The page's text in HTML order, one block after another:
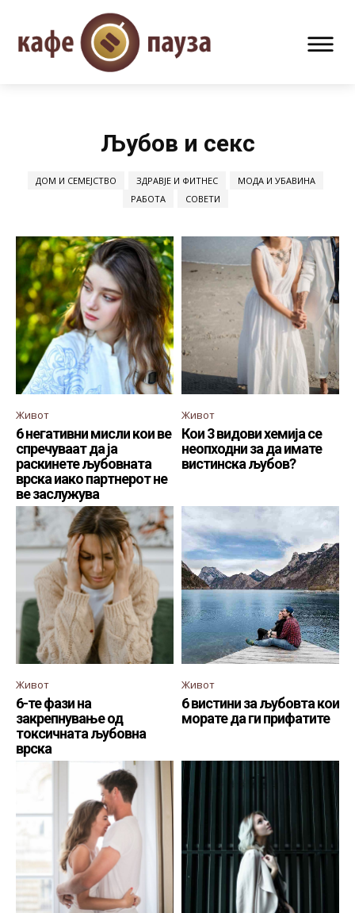
Љубов и секс
ДОМ И СЕМЕЈСТВО ЗДРАВЈЕ И ФИТНЕС
МОДА И УБАВИНА
РАБОТА
СОВЕТИ
Живот
6 негативни мисли кои ве
спречуваат да ја
раскинете љубовната
врска иако партнерот не
ве заслужува
Живот
Кои 3 видови хемија се
неопходни за да имате
вистинска љубов?
Живот
6-те фази на
закрепнување од
токсичната љубовна
врска
Живот
6 вистини за љубовта кои
морате да ги прифатите